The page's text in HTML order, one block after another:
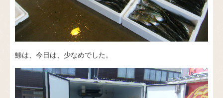
鯵は、今日は、少なめでした。